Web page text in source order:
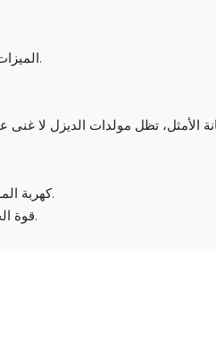
الميزات الذكية: المراقبة عن بعد، التشغيل/الإيقاف التلقائي، الصيانة التنبؤية بالذكاء الاصطناعي.
الأمثل، تظل مولدات الديزل لا
كهربة المواقع النائية: تزويد الأدوات والكابينات والإضاءة بالطاقة حيث لا يتوفر الوصول إلى الشبكة.
قوة الحدث: دعم الحفلات الموسيقية والمهرجانات وإنتاجات الأفلام عبر وحدات الديزل الصامتة.